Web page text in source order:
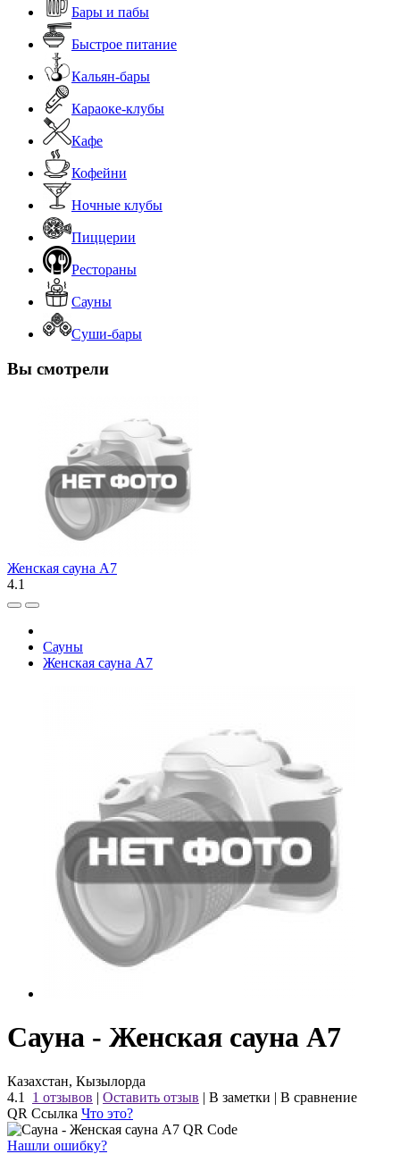
Бары и пабы
Быстрое питание
Кальян-бары
Караоке-клубы
Кафе
Кофейни
Ночные клубы
Пиццерии
Рестораны
Сауны
Суши-бары
Вы смотрели
Женская сауна А7
4.1
Сауны
Женская сауна А7
Сауна - Женская сауна А7
Казахстан, Кызылорда
4.1
1 отзывов | Оставить отзыв | В заметки | В сравнение
QR Ссылка Что это?
Нашли ошибку?